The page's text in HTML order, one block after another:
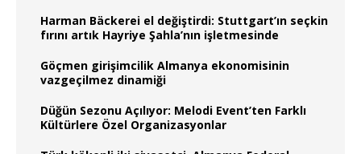
Harman Bäckerei el değiştirdi: Stuttgart’ın seçkin
fırını artık Hayriye Şahla’nın işletmesinde
Göçmen girişimcilik Almanya ekonomisinin
vazgeçilmez dinamiği
Düğün Sezonu Açılıyor: Melodi Event’ten Farklı
Kültürlere Özel Organizasyonlar